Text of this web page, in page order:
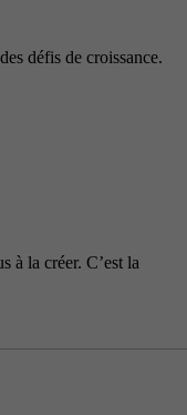
défis de croissance.
à la créer. C’est la